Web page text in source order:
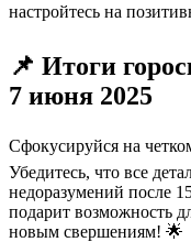
настройтесь на
📌 Итоги
7 июня 2025
Сфокусируйся на
Убедитесь, что все
недоразумений после
подарит возможность
новым свершениям! 🌟